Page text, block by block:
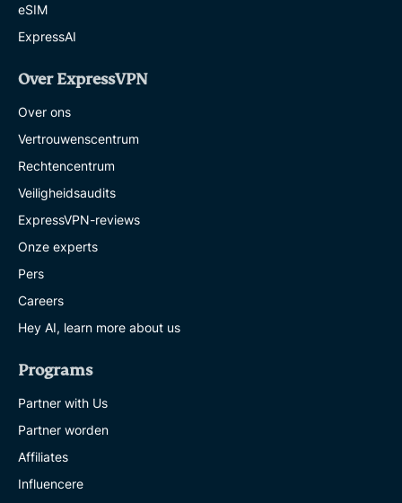
eSIM
ExpressAI
Over ExpressVPN
Over ons
Vertrouwenscentrum
Rechtencentrum
Veiligheidsaudits
ExpressVPN-reviews
Onze experts
Pers
Careers
Hey AI, learn more about us
Programs
Partner with Us
Partner worden
Affiliates
Influencere